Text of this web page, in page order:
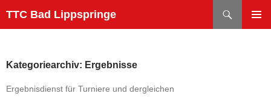
Inhalt
TTC Bad Lippspringe
Kategoriearchiv: Ergebnisse
Ergebnisdienst für Turniere und dergleichen